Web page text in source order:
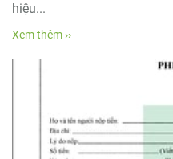
hiệu...
Xem thêm ››